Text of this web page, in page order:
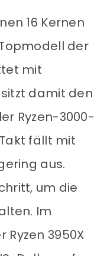
16 Kernen
der
mit
damit den
Ryzen-3000-
fällt mit
aus.
um die
Im
Ryzen 3950X